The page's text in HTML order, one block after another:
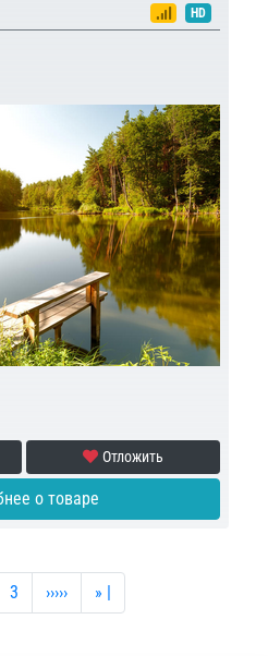
HD
Отложить
о товаре
Страница
3 Следующая страница
››››› Последняя страница
» |